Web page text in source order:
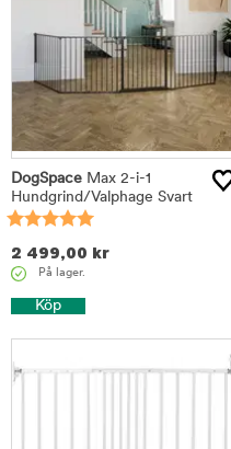
DogSpace Max 2-i-1
Hundgrind/Valphage Svart
2 499,00 kr
På lager.
Köp